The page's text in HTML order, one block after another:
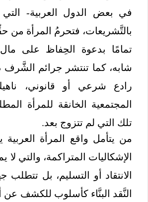
في بعض الدول العربية- التي
بالتَّشريعات، فتحرمُ المرأة من
تمامًا بدعوة الحِفاظ على
شابه، كما تنتشر جرائم الشَّرف
رادع شرعي أو قانوني،
المجتمعية الخانقة للمرأة
تلك التي لم تتزوج بعد.
من يتأمل واقع المرأة
الإشكاليات المتراكمة، والتي
الانتقاد أو التسليم، بل تتطلب
النَّقد البنَّاء كأسلوب للكشف عن